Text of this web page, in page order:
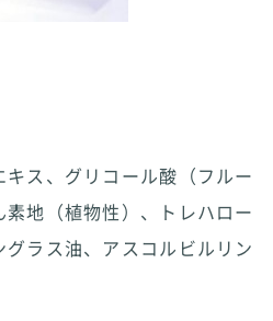
キス、グリコール酸（フルー
地（植物性）、トレハロー
ラス油、アスコルビルリン